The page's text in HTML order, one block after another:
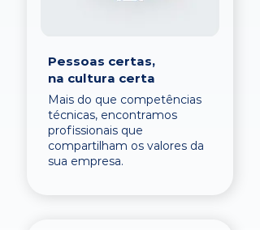
Pessoas certas,
na cultura certa
Mais do que competências
técnicas, encontramos
profissionais que
compartilham os valores da
sua empresa.